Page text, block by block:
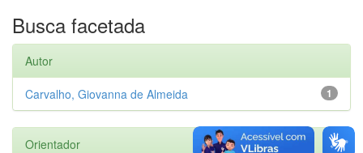
Busca facetada
Autor
1
Carvalho, Giovanna de Almeida
Orientador